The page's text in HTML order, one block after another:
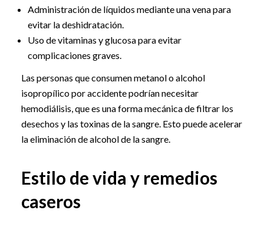
Administración de líquidos mediante una vena para
evitar la deshidratación.
Uso de vitaminas y glucosa para evitar
complicaciones graves.
Las personas que consumen metanol o alcohol
isopropílico por accidente podrían necesitar
hemodiálisis, que es una forma mecánica de filtrar los
desechos y las toxinas de la sangre. Esto puede acelerar
la eliminación de alcohol de la sangre.
Estilo de vida y remedios
caseros